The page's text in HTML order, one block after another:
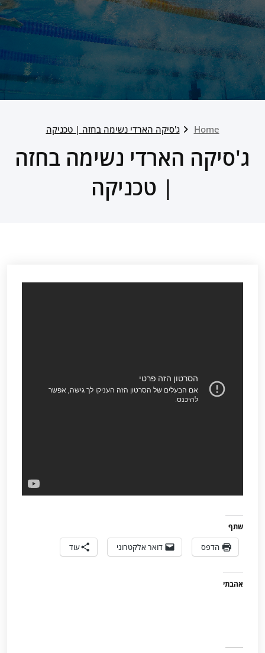
Home ג'סיקה הארדי נשימה בחזה | טכניקה
ג'סיקה הארדי נשימה בחזה
| טכניקה
שתף
הדפס דואר אלקטרוני עוד
אהבתי